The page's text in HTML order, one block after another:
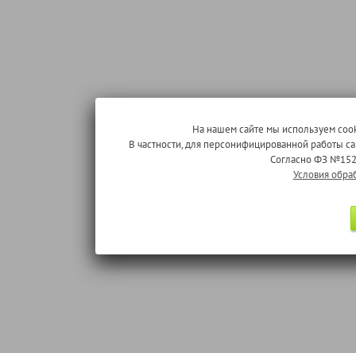
На нашем сайте мы используем
В частности, для персонифицированной работы
Согласно ФЗ
Условия